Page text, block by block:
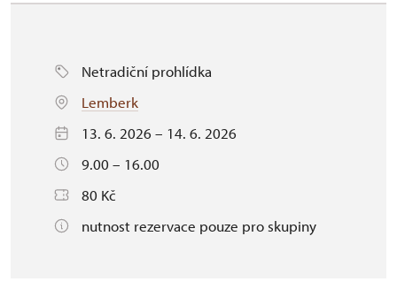
Netradiční prohlídka
Lemberk
13. 6. 2026 – 14. 6. 2026
9.00 – 16.00
80 Kč
nutnost rezervace pouze pro skupiny